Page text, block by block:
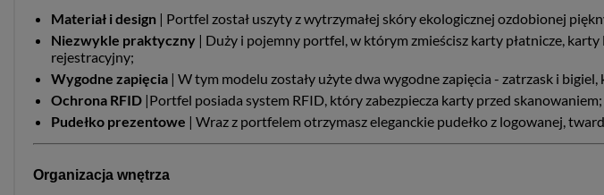
Materiał i design | Portfel został uszyty z wytrzymałej skóry ekologicznej ozdobionej
Niezwykle praktyczny | Duży i pojemny portfel, w którym zmieścisz karty płatnicze,
rejestracyjny;
Wygodne zapięcia | W tym modelu zostały użyte dwa wygodne zapięcia - zatrzask i
Ochrona RFID |Portfel posiada system RFID, który zabezpiecza karty przed skanowaniem;
Pudełko prezentowe | Wraz z portfelem otrzymasz eleganckie pudełko z logowanej,
Organizacja wnętrza